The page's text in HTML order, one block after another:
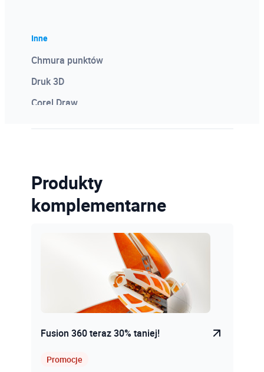
Inne
Chmura punktów
Druk 3D
Corel Draw
Kosztorysowanie w programie Norma
Microsoft Excel
Szkolenia dedykowane
Produkty
komplementarne
Fusion 360 teraz 30% taniej!
Promocje